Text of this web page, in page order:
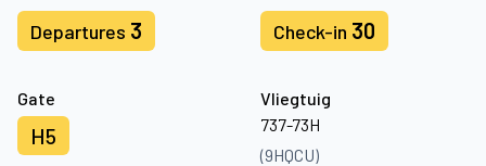
Departures 3 Check-in 30
Gate
H5
Vliegtuig
737-73H
(9HQCU)